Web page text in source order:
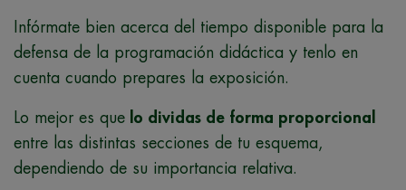
Infórmate bien acerca del tiempo disponible para la
defensa de la programación didáctica y tenlo en
cuenta cuando prepares la exposición.
Lo mejor es que lo dividas de forma proporcional
entre las distintas secciones de tu esquema,
dependiendo de su importancia relativa.